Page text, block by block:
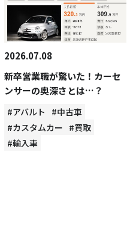
2026.07.08
新卒営業職が驚いた！カーセ
ンサーの奥深さとは…？
#アバルト
#中古車
#カスタムカー #買取
#輸入車